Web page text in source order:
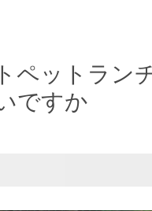
ペットラン
ですか